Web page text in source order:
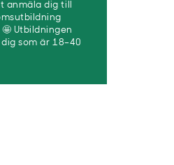
anmäla dig till
Utbildningen
som är 18–40